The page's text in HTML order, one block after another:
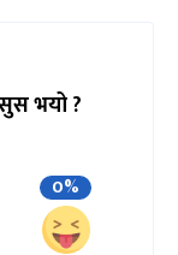
भयो ?
0%